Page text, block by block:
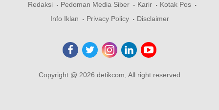
Redaksi Pedoman Media Siber Karir
Kotak Pos
Info Iklan
Privacy Policy Disclaimer
Copyright @ 2026 detikcom, All right reserved